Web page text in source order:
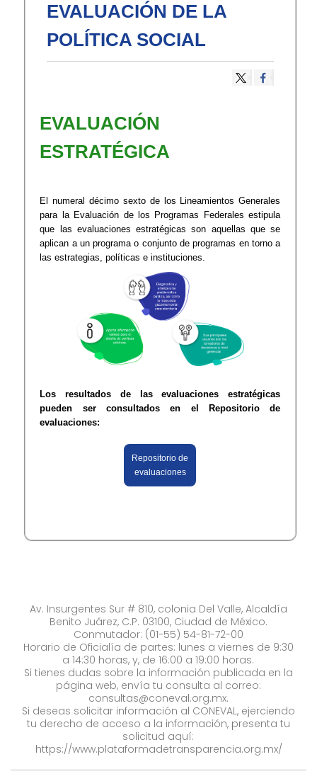
EVALUACIÓN DE LA
POLÍTICA SOCIAL
EVALUACIÓN
ESTRATÉGICA
El numeral décimo sexto de los Lineamientos Generales
para la Evaluación de los Programas Federales estipula
que las evaluaciones estratégicas son aquellas que se
aplican a un programa o conjunto de programas en torno a
las estrategias, políticas e instituciones.
Los resultados de las evaluaciones estratégicas
pueden ser consultados en el Repositorio de
evaluaciones:
Repositorio de
evaluaciones
Av. Insurgentes Sur # 810, colonia Del Valle, Alcaldía
Benito Juárez, C.P. 03100, Ciudad de México.
Conmutador: (01-55) 54-81-72-00
Horario de Oficialía de partes: lunes a viernes de 9:30
a 14:30 horas, y, de 16:00 a 19:00 horas.
Si tienes dudas sobre la información publicada en la
página web, envía tu consulta al correo:
consultas@coneval.org.mx.
Si deseas solicitar información al CONEVAL, ejerciendo
tu derecho de acceso a la información, presenta tu
solicitud aquí:
https://www.plataformadetransparencia.org.mx/